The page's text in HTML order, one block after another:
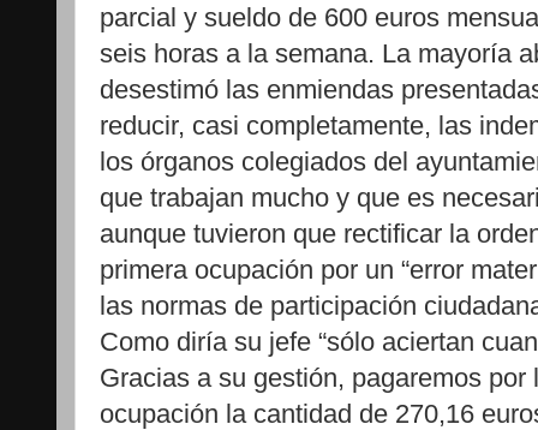
parcial y sueldo de 600 euros
seis horas a la semana. La mayoría
desestimó las enmiendas
reducir, casi completamente, las
los órganos colegiados del
que trabajan mucho y que es
aunque tuvieron que rectificar la
primera ocupación por un “error
las normas de participación
Como diría su jefe “sólo aciertan
Gracias a su gestión, pagaremos por
ocupación la cantidad de 270,16